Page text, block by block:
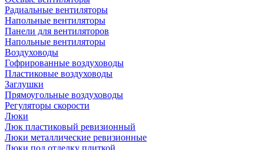
Радиальные вентиляторы
Напольные вентиляторы
Панели для вентиляторов
Напольные вентиляторы
Воздуховоды
Гофрированные воздуховоды
Пластиковые воздуховоды
Заглушки
Прямоугольные воздуховоды
Регуляторы скорости
Люки
Люк пластиковый ревизионный
Люки металлические ревизионные
Люки под отделку плиткой